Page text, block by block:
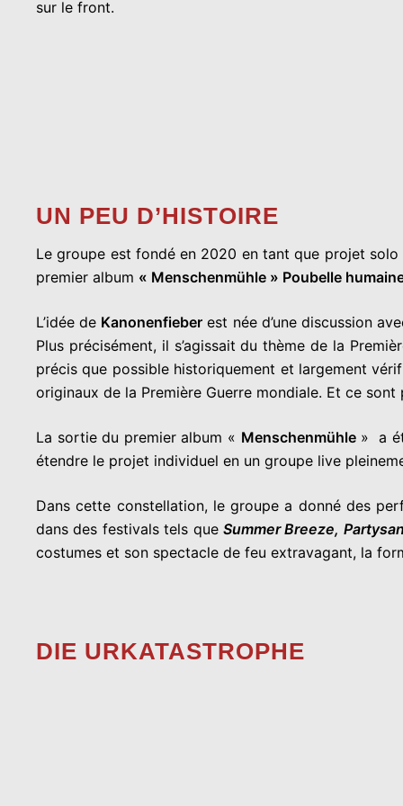
sur le front.
UN PEU D’HISTOIRE
Le groupe est fondé en 2020 en tant que projet
premier album « Menschenmühle » Poubelle
L’idée de Kanonenfieber est née d’une discussion
Plus précisément, il s’agissait du thème de la
précis que possible historiquement et largement
originaux de la Première Guerre mondiale. Et ce
La sortie du premier album « Menschenmühle» a
étendre le projet individuel en un groupe live
Dans cette constellation, le groupe a donné des
dans des festivals tels que Summer Breeze,
costumes et son spectacle de feu extravagant, la
DIE URKATASTROPHE